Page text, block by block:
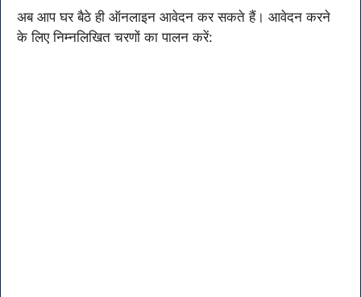
अब आप घर बैठे ही ऑनलाइन आवेदन कर सकते हैं। आवेदन करने
के लिए निम्नलिखित चरणों का पालन करें: